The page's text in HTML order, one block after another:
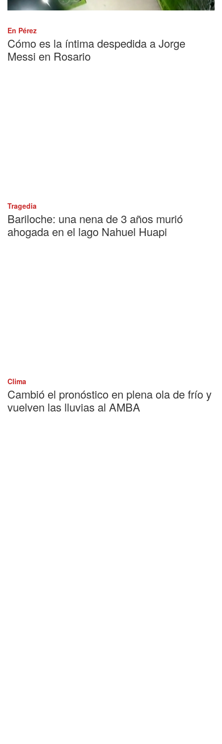
En Pérez
Cómo es la íntima despedida a Jorge
Messi en Rosario
Tragedia
Bariloche: una nena de 3 años murió
ahogada en el lago Nahuel Huapi
Clima
Cambió el pronóstico en plena ola de frío y
vuelven las lluvias al AMBA